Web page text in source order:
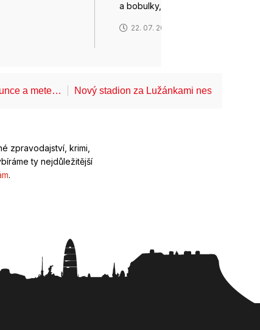
a bobulky, ve…
22. 07. 2026
a mete… Nový stadion za Lužánkami nesmí mít dle
zpravodajství, krimi,
ty nejdůležitější
.